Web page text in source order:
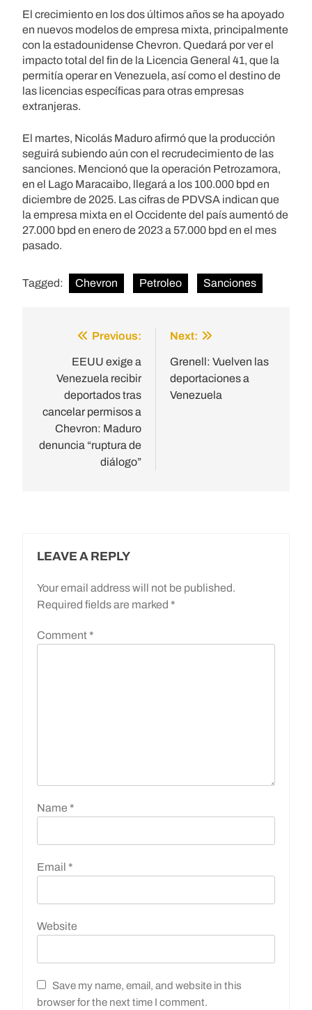
El crecimiento en los dos últimos años se ha apoyado
en nuevos modelos de empresa mixta, principalmente
con la estadounidense Chevron. Quedará por ver el
impacto total del fin de la Licencia General 41, que la
permitía operar en Venezuela, así como el destino de
las licencias específicas para otras empresas
extranjeras.
El martes, Nicolás Maduro afirmó que la producción
seguirá subiendo aún con el recrudecimiento de las
sanciones. Mencionó que la operación Petrozamora,
en el Lago Maracaibo, llegará a los 100.000 bpd en
diciembre de 2025. Las cifras de PDVSA indican que
la empresa mixta en el Occidente del país aumentó de
27.000 bpd en enero de 2023 a 57.000 bpd en el mes
pasado.
Tagged: Chevron Petroleo Sanciones
navigation
Previous:
EEUU exige a
Venezuela recibir
deportados tras
cancelar permisos a
Chevron: Maduro
denuncia “ruptura de
diálogo”
Next:
Grenell: Vuelven las
deportaciones a
Venezuela
LEAVE A REPLY
Your email address will not be published.
Required fields are marked *
Comment *
Name *
Email *
Website
Save my name, email, and website in this
browser for the next time I comment.